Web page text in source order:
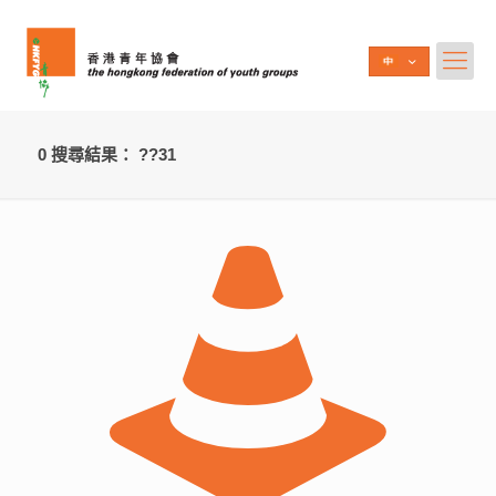
0 搜尋結果： ??31